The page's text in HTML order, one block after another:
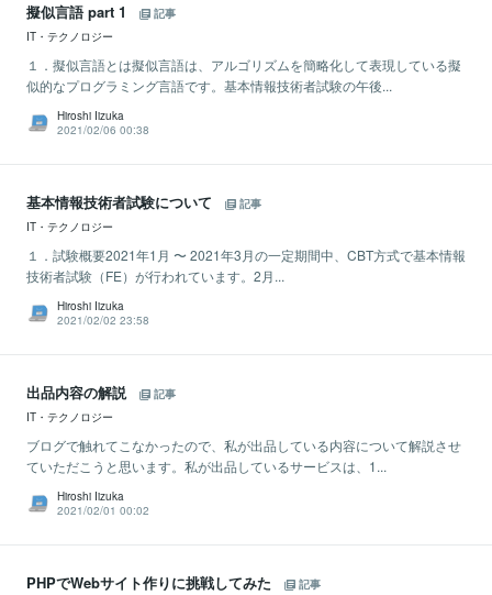
擬似言語 part 1
記事
IT・テクノロジー
１．擬似言語とは擬似言語は、アルゴリズムを簡略化して表現している擬
似的なプログラミング言語です。基本情報技術者試験の午後...
Hiroshi Iizuka
2021/02/06 00:38
基本情報技術者試験について
記事
IT・テクノロジー
１．試験概要2021年1月 〜 2021年3月の一定期間中、CBT方式で基本情報
技術者試験（FE）が行われています。2月...
Hiroshi Iizuka
2021/02/02 23:58
出品内容の解説
記事
IT・テクノロジー
ブログで触れてこなかったので、私が出品している内容について解説させ
ていただこうと思います。私が出品しているサービスは、1...
Hiroshi Iizuka
2021/02/01 00:02
PHPでWebサイト作りに挑戦してみた
記事